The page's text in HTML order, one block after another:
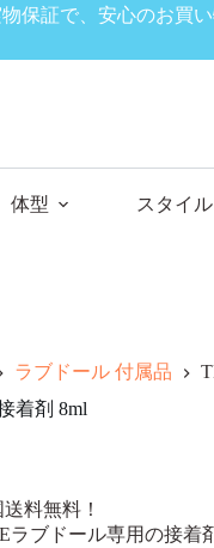
保証で、安心のお買い
体型 スタイル
ラブドール 付属品
着剤 8ml
料無料！
ブドール専用の接着